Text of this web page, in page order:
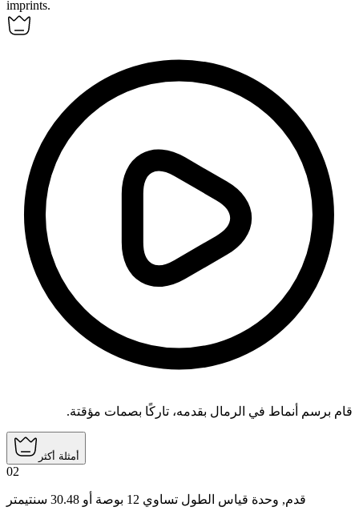
imprints.
قام برسم أنماط في الرمال بقدمه، تاركًا بصمات مؤقتة.
أمثلة أكثر
02
قدم, وحدة قياس الطول تساوي 12 بوصة أو 30.48 سنتيمتر